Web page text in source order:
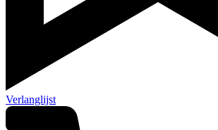
Verlanglijst